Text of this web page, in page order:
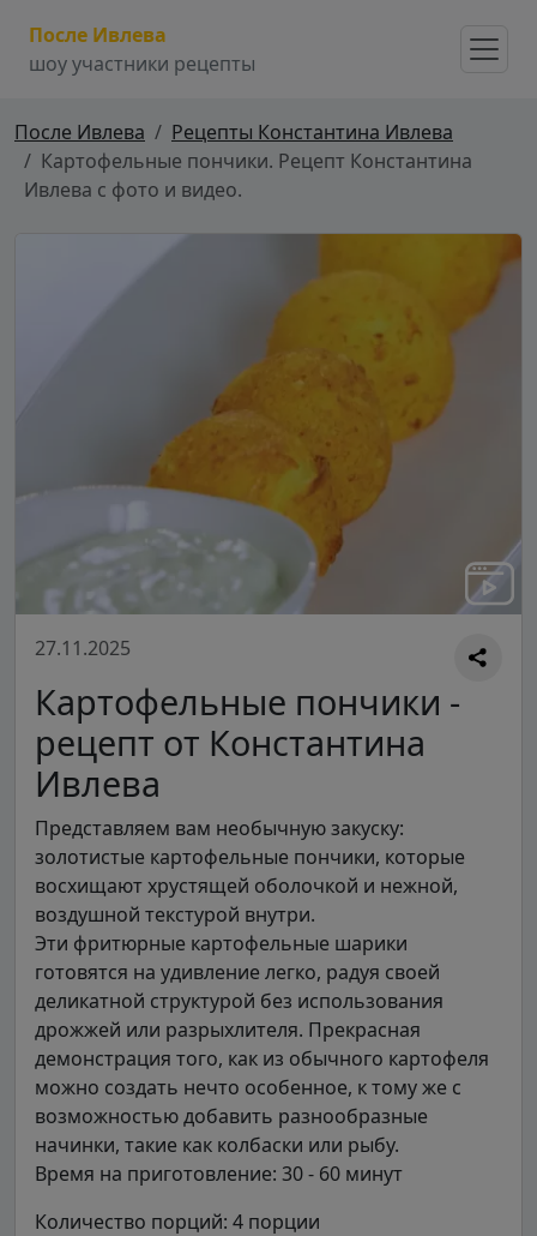
После Ивлева
шоу участники рецепты
После Ивлева
Рецепты Константина Ивлева
Картофельные пончики. Рецепт Константина
Ивлева с фото и видео.
27.11.2025
Картофельные пончики -
рецепт от Константина
Ивлева
Представляем вам необычную закуску:
золотистые картофельные пончики, которые
восхищают хрустящей оболочкой и нежной,
воздушной текстурой внутри.
Эти фритюрные картофельные шарики
готовятся на удивление легко, радуя своей
деликатной структурой без использования
дрожжей или разрыхлителя. Прекрасная
демонстрация того, как из обычного картофеля
можно создать нечто особенное, к тому же с
возможностью добавить разнообразные
начинки, такие как колбаски или рыбу.
Время на приготовление: 30 - 60 минут
Количество порций: 4 порции